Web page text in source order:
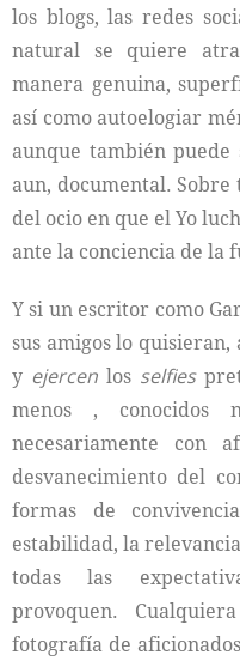
los blogs, las redes
natural se quiere
manera genuina,
así como autoelogiar
aunque también
aun, documental. Sobre
del ocio en que el Yo
ante la conciencia de la
Y si un escritor como
sus amigos lo
y ejercenlos selfies
menos , conocidos
necesariamente con
desvanecimiento del
formas de
estabilidad, la
todas las
provoquen.
fotografía de